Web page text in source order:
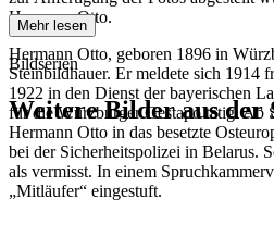
Hermann Otto.
Hermann Otto, geboren 1896 in
Steinbildhauer. Er meldete sich
1922 in den Dienst der bayerischen
für die Würzburger Gestapo tätig. Ab
Hermann Otto in das besetzte
bei der Sicherheitspolizei in Belarus.
als vermisst. In einem
„Mitläufer“ eingestuft.
Mehr lesen
Bildserien
Weitere Bilder aus der
1941 Würzburg
1941 Würzburg
1941 Würzburg